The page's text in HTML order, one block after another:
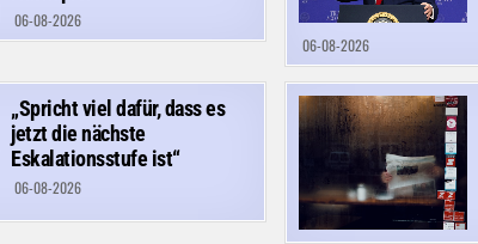
06-08-2026
06-08-2026
„Spricht viel dafür, dass es
jetzt die nächste
Eskalationsstufe ist“
06-08-2026